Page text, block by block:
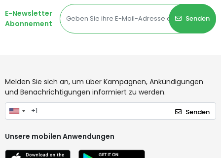
E-Newsletter
Abonnement
Senden
Melden Sie sich an, um über Kampagnen, Ankündigungen
und Benachrichtigungen informiert zu werden.
Senden
Unsere mobilen Anwendungen